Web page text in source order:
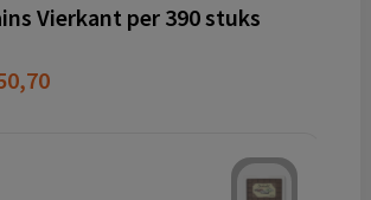
Vierkant per 390 stuks